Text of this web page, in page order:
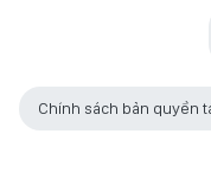
Chính sách bản quyền